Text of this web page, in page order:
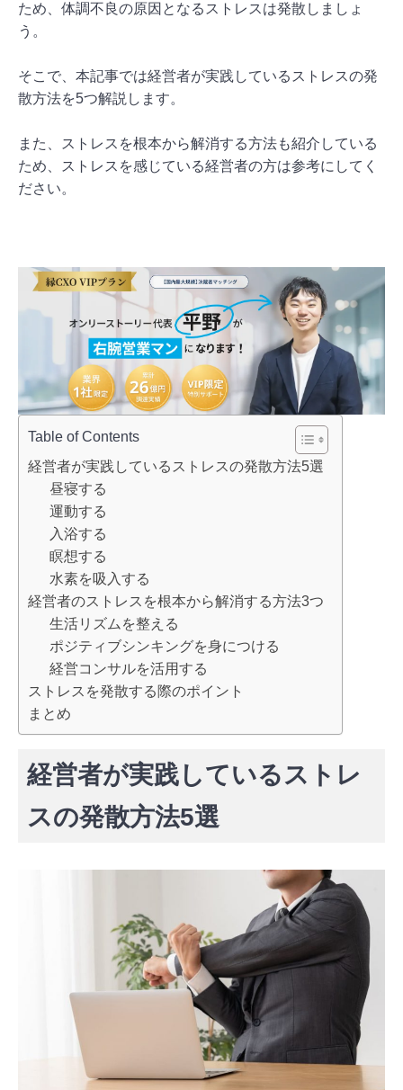
ため、体調不良の原因となるストレスは発散しましょ
う。
そこで、本記事では経営者が実践しているストレスの発
散方法を5つ解説します。
また、ストレスを根本から解消する方法も紹介している
ため、ストレスを感じている経営者の方は参考にしてく
ださい。
Table of Contents
経営者が実践しているストレスの発散方法5選
昼寝する
運動する
入浴する
瞑想する
水素を吸入する
経営者のストレスを根本から解消する方法3つ
生活リズムを整える
ポジティブシンキングを身につける
経営コンサルを活用する
ストレスを発散する際のポイント
まとめ
経営者が実践しているストレ
スの発散方法5選